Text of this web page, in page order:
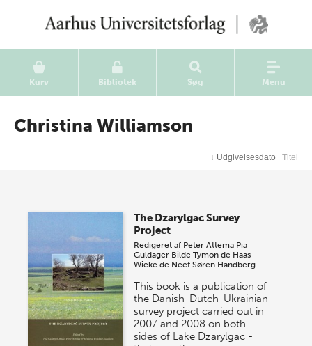
Kurv Bibliotek Søg Menu
Christina Williamson
↓ Udgivelsesdato Titel
The Dzarylgac Survey
Project
Redigeret af Peter Attema Pia
Guldager Bilde Tymon de Haas
Wieke de Neef Søren Handberg
This book is a publication of
the Danish-Dutch-Ukrainian
survey project carried out in
2007 and 2008 on both
sides of Lake Dzarylgac -